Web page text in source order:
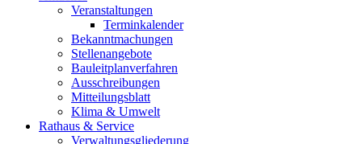
Veranstaltungen
Terminkalender
Bekanntmachungen
Stellenangebote
Bauleitplanverfahren
Ausschreibungen
Mitteilungsblatt
Klima & Umwelt
Rathaus & Service
Verwaltungsgliederung